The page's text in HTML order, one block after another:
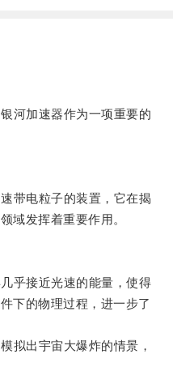
加速器作为一项重要的
电粒子的装置，它在揭
域发挥着重要作用。
接近光速的能量，使得
下的物理过程，进一步了
出宇宙大爆炸的情景，